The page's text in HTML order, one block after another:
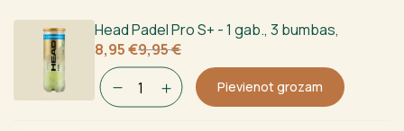
Head Padel Pro S+ - 1 gab., 3 bumbas,
9,95€
Sākotnējā
cena
bija:
9,95 €.
8,95€
Current
price
is:
8,95 €.
Pievienot grozam